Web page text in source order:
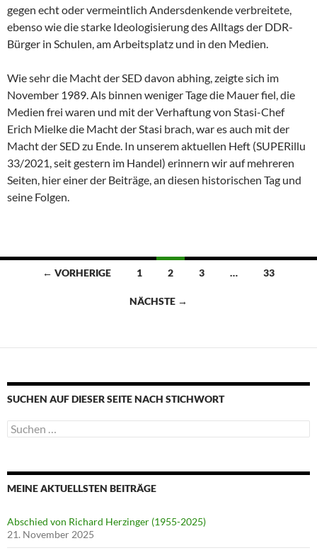
gegen echt oder vermeintlich Andersdenkende verbreitete,
ebenso wie die starke Ideologisierung des Alltags der DDR-
Bürger in Schulen, am Arbeitsplatz und in den Medien.
Wie sehr die Macht der SED davon abhing, zeigte sich im
November 1989. Als binnen weniger Tage die Mauer fiel, die
Medien frei waren und mit der Verhaftung von Stasi-Chef
Erich Mielke die Macht der Stasi brach, war es auch mit der
Macht der SED zu Ende. In unserem aktuellen Heft (SUPERillu
33/2021, seit gestern im Handel) erinnern wir auf mehreren
Seiten, hier einer der Beiträge, an diesen historischen Tag und
seine Folgen.
Beitragsnavigation
← VORHERIGE 1 2 3 … 33
NÄCHSTE →
SUCHEN AUF DIESER SEITE NACH STICHWORT
Suche
nach:
MEINE AKTUELLSTEN BEITRÄGE
Abschied von Richard Herzinger (1955-2025)
21. November 2025